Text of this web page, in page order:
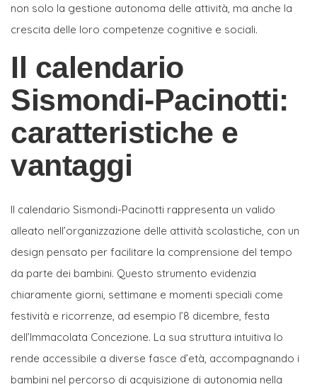
non solo la gestione autonoma delle attività, ma anche la
crescita delle loro competenze cognitive e sociali.
Il calendario
Sismondi-Pacinotti:
caratteristiche e
vantaggi
Il calendario Sismondi-Pacinotti rappresenta un valido
alleato nell’organizzazione delle attività scolastiche, con un
design pensato per facilitare la comprensione del tempo
da parte dei bambini. Questo strumento evidenzia
chiaramente giorni, settimane e momenti speciali come
festività e ricorrenze, ad esempio l’8 dicembre, festa
dell’Immacolata Concezione. La sua struttura intuitiva lo
rende accessibile a diverse fasce d’età, accompagnando i
bambini nel percorso di acquisizione di autonomia nella